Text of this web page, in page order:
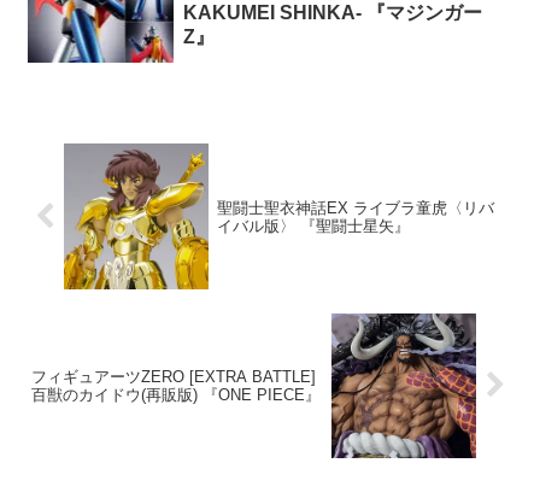
KAKUMEI SHINKA- 『マジンガー
Z』
聖闘士聖衣神話EX ライブラ童虎〈リバ
イバル版〉 『聖闘士星矢』
フィギュアーツZERO [EXTRA BATTLE]
百獣のカイドウ(再販版) 『ONE PIECE』